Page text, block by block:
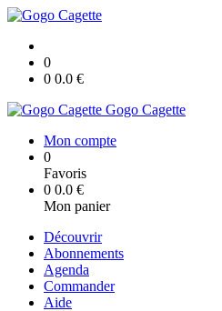
0
0 0.0 €
Gogo Cagette
Mon compte
0
Favoris
0 0.0 €
Mon panier
Découvrir
Abonnements
Agenda
Commander
Aide